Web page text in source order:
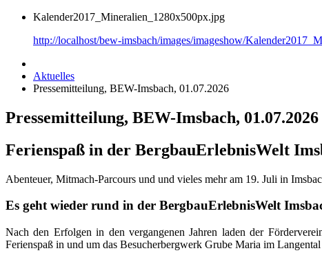
Kalender2017_Mineralien_1280x500px.jpg
http://localhost/bew-imsbach/images/imageshow/
Aktuelles
Pressemitteilung, BEW-Imsbach, 01.07.2026
Pressemitteilung, BEW-Imsbach, 01.07.2026
Ferienspaß in der BergbauErlebnisWelt
Abenteuer, Mitmach-Parcours und und vieles mehr am 19. Juli in
Es geht wieder rund in der BergbauErlebnisWelt
Nach den Erfolgen in den vergangenen Jahren laden der
Ferienspaß in und um das Besucherbergwerk Grube Maria im